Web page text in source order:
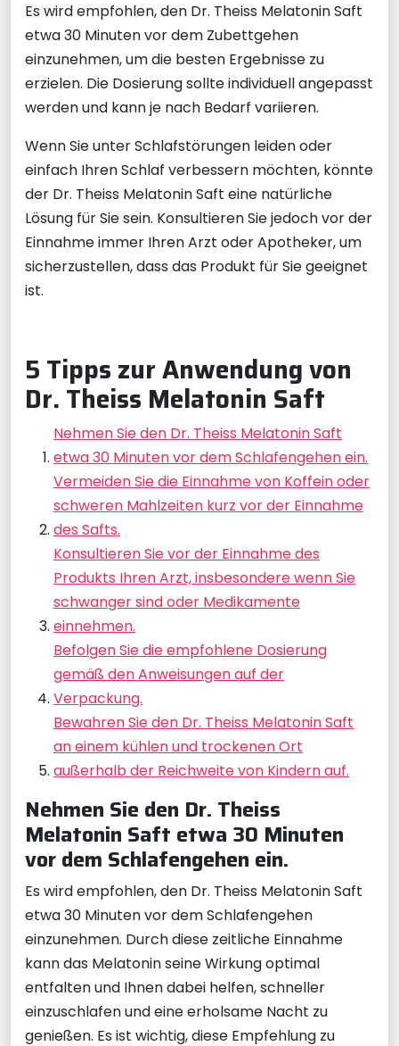
Es wird empfohlen, den Dr. Theiss Melatonin Saft
etwa 30 Minuten vor dem Zubettgehen
einzunehmen, um die besten Ergebnisse zu
erzielen. Die Dosierung sollte individuell angepasst
werden und kann je nach Bedarf variieren.
Wenn Sie unter Schlafstörungen leiden oder
einfach Ihren Schlaf verbessern möchten, könnte
der Dr. Theiss Melatonin Saft eine natürliche
Lösung für Sie sein. Konsultieren Sie jedoch vor der
Einnahme immer Ihren Arzt oder Apotheker, um
sicherzustellen, dass das Produkt für Sie geeignet
ist.
5 Tipps zur Anwendung von
Dr. Theiss Melatonin Saft
Nehmen Sie den Dr. Theiss Melatonin Saft
etwa 30 Minuten vor dem Schlafengehen ein.
Vermeiden Sie die Einnahme von Koffein oder
schweren Mahlzeiten kurz vor der Einnahme
des Safts.
Konsultieren Sie vor der Einnahme des
Produkts Ihren Arzt, insbesondere wenn Sie
schwanger sind oder Medikamente
einnehmen.
Befolgen Sie die empfohlene Dosierung
gemäß den Anweisungen auf der
Verpackung.
Bewahren Sie den Dr. Theiss Melatonin Saft
an einem kühlen und trockenen Ort
außerhalb der Reichweite von Kindern auf.
Nehmen Sie den Dr. Theiss
Melatonin Saft etwa 30 Minuten
vor dem Schlafengehen ein.
Es wird empfohlen, den Dr. Theiss Melatonin Saft
etwa 30 Minuten vor dem Schlafengehen
einzunehmen. Durch diese zeitliche Einnahme
kann das Melatonin seine Wirkung optimal
entfalten und Ihnen dabei helfen, schneller
einzuschlafen und eine erholsame Nacht zu
genießen. Es ist wichtig, diese Empfehlung zu